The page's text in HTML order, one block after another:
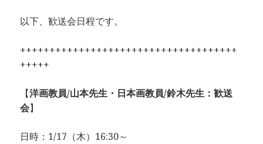
以下、歓送会日程です。
+++++++++++++++++++++++++++++++++++++
+++++
【洋画教員/山本先生・日本画教員/鈴木先生：歓送
会】
日時：1/17（木）16:30～